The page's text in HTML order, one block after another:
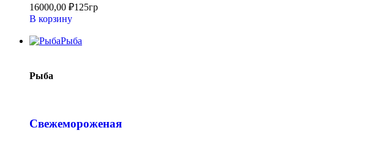
16000,00 ₽125гр
В корзину
Рыба
Рыба
Свежемороженая